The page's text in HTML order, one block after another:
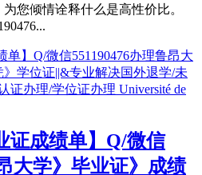
您倾情诠释什么是高性价比。
证成绩单】Q/微信
大学》毕业证》成绩